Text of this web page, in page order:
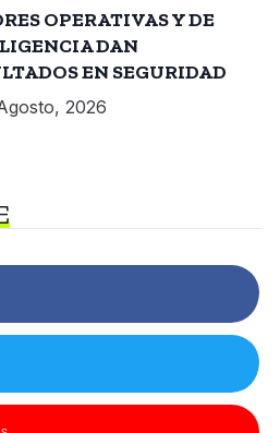
OPERATIVAS Y DE
DAN
EN SEGURIDAD
2026